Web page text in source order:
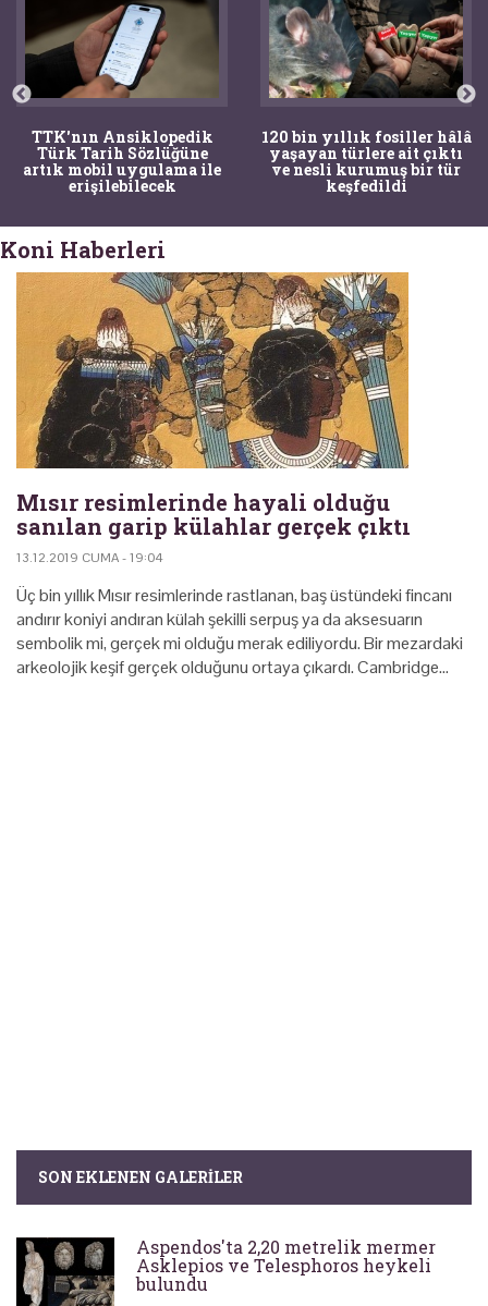
TTK'nın Ansiklopedik
Türk Tarih Sözlüğüne
artık mobil uygulama ile
erişilebilecek
120 bin yıllık fosiller hâlâ
yaşayan türlere ait çıktı
ve nesli kurumuş bir tür
keşfedildi
Koni Haberleri
Mısır resimlerinde hayali olduğu
sanılan garip külahlar gerçek çıktı
13.12.2019 CUMA - 19:04
Üç bin yıllık Mısır resimlerinde rastlanan, baş üstündeki fincanı
andırır koniyi andıran külah şekilli serpuş ya da aksesuarın
sembolik mi, gerçek mi olduğu merak ediliyordu. Bir mezardaki
arkeolojik keşif gerçek olduğunu ortaya çıkardı. Cambridge…
SON EKLENEN GALERILER
Aspendos'ta 2,20 metrelik mermer
Asklepios ve Telesphoros heykeli
bulundu